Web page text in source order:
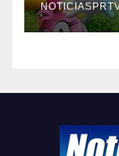
compre